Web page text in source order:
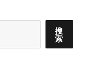
文
搜
索